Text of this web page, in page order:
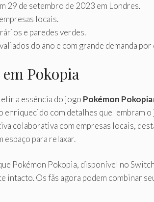
29 de setembro de 2023 em Londres.
locais.
e paredes verdes.
do ano e com grande demanda
Pokopia
a essência do jogo Pokémon Pokopia
com detalhes que lembram
colaborativa com empresas locais,
espaço para relaxar.
Pokémon Pokopia, disponível no
intacto. Os fãs agora podem combinar